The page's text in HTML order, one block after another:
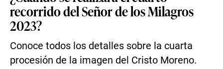
recorrido del Señor de los Milagros
2023?
Conoce todos los detalles sobre la cuarta
procesión de la imagen del Cristo Moreno.